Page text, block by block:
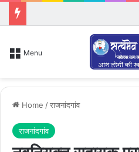
Menu
Home /राजनांदगांव
राजनांदगांव